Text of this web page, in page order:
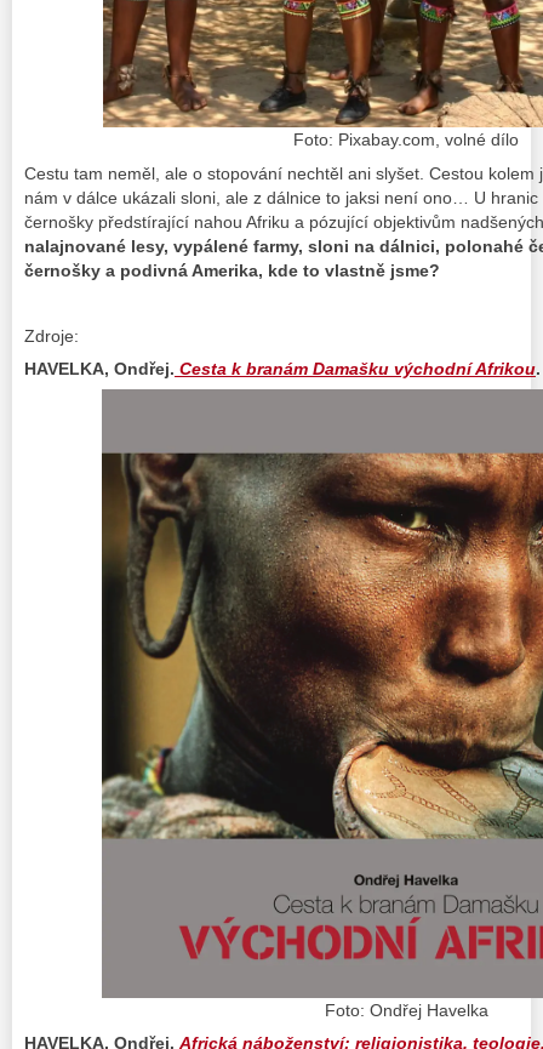
Foto: Pixabay.com, volné dílo
Cestu tam neměl, ale o stopování nechtěl ani slyšet. Cestou
nám v dálce ukázali sloni, ale z dálnice to jaksi není ono… U
černošky předstírající nahou Afriku a pózující objektivům
nalajnované lesy, vypálené farmy, sloni na dálnici, polonahé
černošky a podivná Amerika, kde to vlastně jsme?
Zdroje:
HAVELKA, Ondřej. Cesta k branám Damašku východní Afrikou
Foto: Ondřej Havelka
HAVELKA, Ondřej. Africká náboženství: religionistika,